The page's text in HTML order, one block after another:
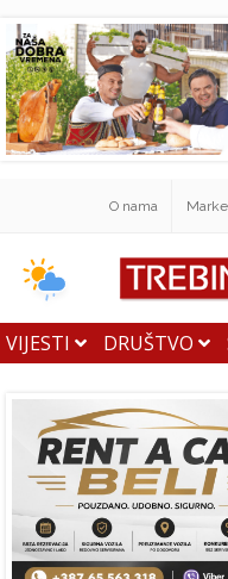
O nama
VIJESTI DRUŠTVO